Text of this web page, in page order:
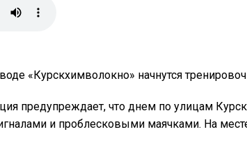
«Курскхимволокно» начнутся
предупреждает, что днем по улицам
и проблесковыми маячками. На